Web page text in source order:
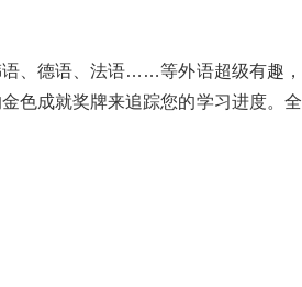
、德语、法语……等外语超级有趣，
色成就奖牌来追踪您的学习进度。全